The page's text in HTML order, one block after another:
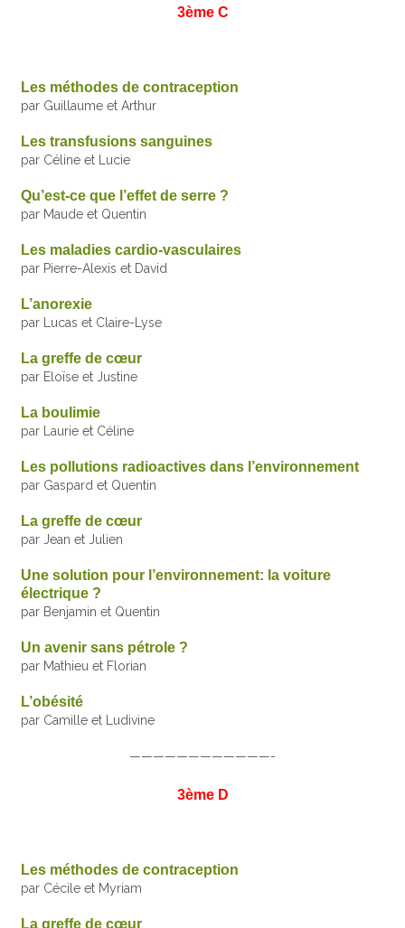
3ème C
Les méthodes de contraception
par Guillaume et Arthur
Les transfusions sanguines
par Céline et Lucie
Qu’est-ce que l’effet de serre ?
par Maude et Quentin
Les maladies cardio-vasculaires
par Pierre-Alexis et David
L’anorexie
par Lucas et Claire-Lyse
La greffe de cœur
par Eloïse et Justine
La boulimie
par Laurie et Céline
Les pollutions radioactives dans l’environnement
par Gaspard et Quentin
La greffe de cœur
par Jean et Julien
Une solution pour l’environnement: la voiture
électrique ?
par Benjamin et Quentin
Un avenir sans pétrole ?
par Mathieu et Florian
L’obésité
par Camille et Ludivine
————————————-
3ème D
Les méthodes de contraception
par Cécile et Myriam
La greffe de cœur